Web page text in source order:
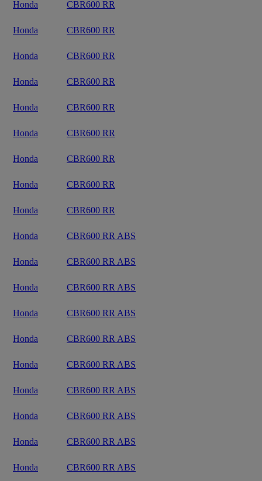
Honda CBR600 RR
Honda CBR600 RR
Honda CBR600 RR
Honda CBR600 RR
Honda CBR600 RR
Honda CBR600 RR
Honda CBR600 RR
Honda CBR600 RR
Honda CBR600 RR
Honda CBR600 RR ABS
Honda CBR600 RR ABS
Honda CBR600 RR ABS
Honda CBR600 RR ABS
Honda CBR600 RR ABS
Honda CBR600 RR ABS
Honda CBR600 RR ABS
Honda CBR600 RR ABS
Honda CBR600 RR ABS
Honda CBR600 RR ABS